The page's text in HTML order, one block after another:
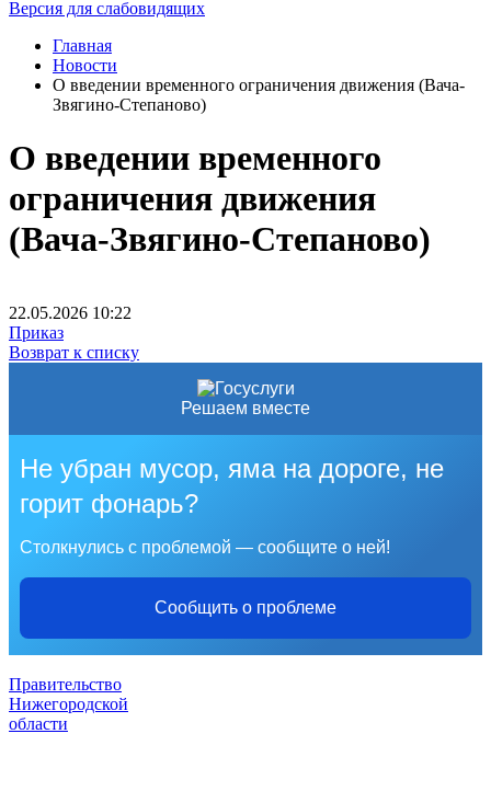
Версия для слабовидящих
Главная
Новости
О введении временного ограничения движения (Вача-
Звягино-Степаново)
О введении временного
ограничения движения
(Вача-Звягино-Степаново)
22.05.2026 10:22
Приказ
Возврат к списку
Решаем вместе
Не убран мусор, яма на дороге, не
горит фонарь?
Столкнулись с проблемой — сообщите о ней!
Сообщить о проблеме
Правительство
Нижегородской
области